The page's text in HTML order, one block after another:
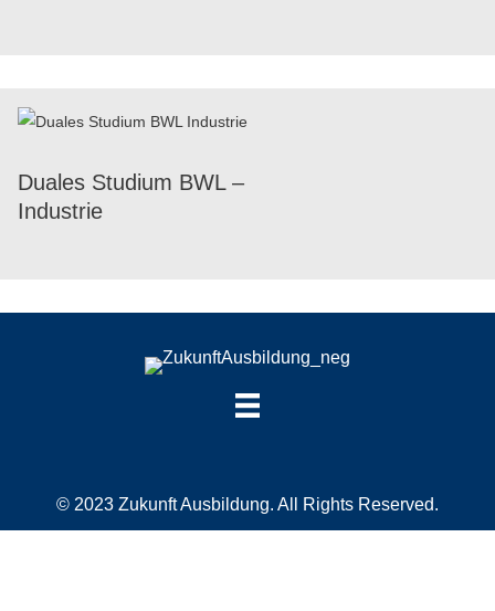
Duales Studium BWL –
Industrie
© 2023 Zukunft Ausbildung. All Rights Reserved.